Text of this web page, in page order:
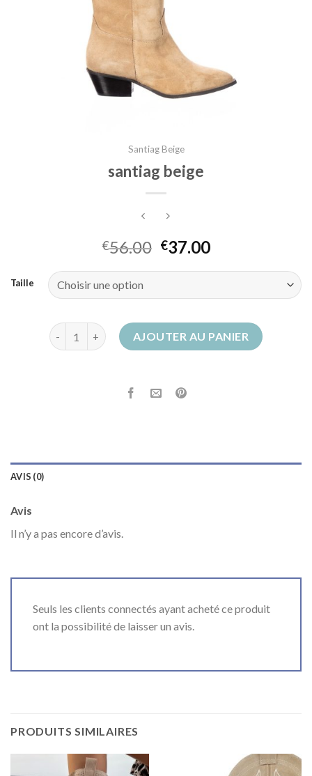
Santiag Beige
santiag beige
€56.00 €37.00
Taille
quantité de santiag beigeAJOUTER AU PANIER
AVIS (0)
Avis
Il n’y a pas encore d’avis.
Seuls les clients connectés ayant acheté ce produit
ont la possibilité de laisser un avis.
PRODUITS SIMILAIRES